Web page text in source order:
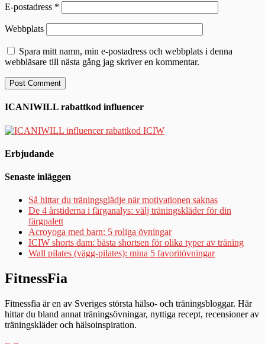
E-postadress *
Webbplats
Spara mitt namn, min e-postadress och webbplats i denna
webbläsare till nästa gång jag skriver en kommentar.
ICANIWILL rabattkod influencer
Erbjudande
Senaste inläggen
Så hittar du träningsglädje när motivationen saknas
De 4 årstiderna i färganalys: välj träningskläder för din
färgpalett
Acroyoga med barn: 5 roliga övningar
ICIW shorts dam: bästa shortsen för olika typer av träning
Wall pilates (vägg-pilates): mina 5 favoritövningar
FitnessFia
Fitnessfia är en av Sveriges största hälso- och träningsbloggar. Här
hittar du bland annat träningsövningar, nyttiga recept, recensioner av
träningskläder och hälsoinspiration.